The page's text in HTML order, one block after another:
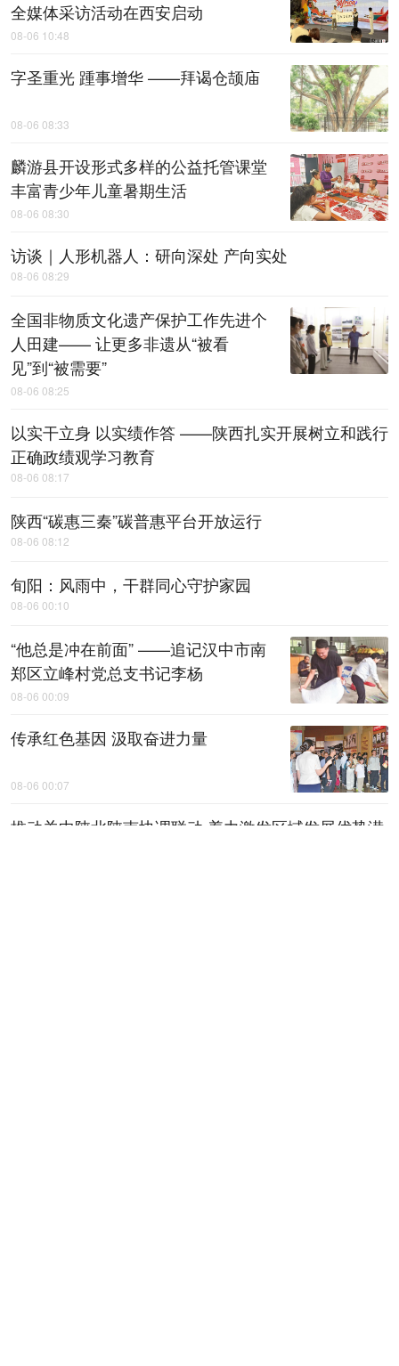
全媒体采访活动在西安启动
08-06 10:48
字圣重光 踵事增华 ——拜谒仓颉庙
08-06 08:33
麟游县开设形式多样的公益托管课堂
丰富青少年儿童暑期生活
08-06 08:30
访谈｜人形机器人：研向深处 产向实处
08-06 08:29
全国非物质文化遗产保护工作先进个
人田建—— 让更多非遗从“被看
见”到“被需要”
08-06 08:25
以实干立身 以实绩作答 ——陕西扎实开展树立和践行
正确政绩观学习教育
08-06 08:17
陕西“碳惠三秦”碳普惠平台开放运行
08-06 08:12
旬阳：风雨中，​干群同心守护家园
08-06 00:10
“他总是冲在前面” ——追记汉中市南
郑区立峰村党总支书记李杨
08-06 00:09
传承红色基因 汲取奋进力量
08-06 00:07
推动关中陕北陕南协调联动 着力激发区域发展优势潜